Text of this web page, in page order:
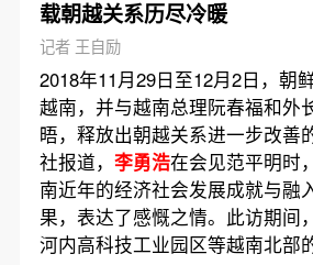
载朝越关系历尽冷暖
记者 王自励
2018年11月29日至12月2日，朝
越南，并与越南总理阮春福和外
晤，释放出朝越关系进一步改善
社报道， 李勇浩在会见范平明时
南近年的经济社会发展成就与融
果，表达了感慨之情。此访期间，
河内高科技工业园区等越南北